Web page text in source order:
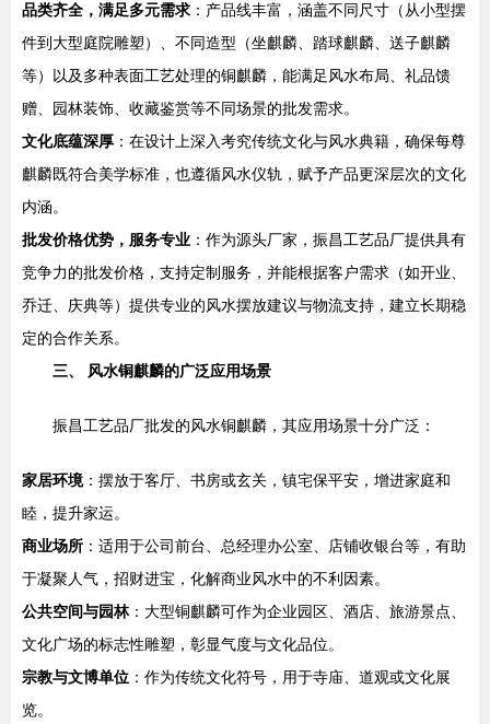
品类齐全，满足多元需求 ：产品线丰富，涵盖不同尺寸（从小型摆
件到大型庭院雕塑）、不同造型（坐麒麟、踏球麒麟、送子麒麟
等）以及多种表面工艺处理的铜麒麟，能满足风水布局、礼品馈
赠、园林装饰、收藏鉴赏等不同场景的批发需求。
文化底蕴深厚 ：在设计上深入考究传统文化与风水典籍，确保每尊
麒麟既符合美学标准，也遵循风水仪轨，赋予产品更深层次的文化
内涵。
批发价格优势，服务专业 ：作为源头厂家，振昌工艺品厂提供具有
竞争力的批发价格，支持定制服务，并能根据客户需求（如开业、
乔迁、庆典等）提供专业的风水摆放建议与物流支持，建立长期稳
定的合作关系。
三、 风水铜麒麟的广泛应用场景
振昌工艺品厂批发的风水铜麒麟，其应用场景十分广泛：
家居环境：摆放于客厅、书房或玄关，镇宅保平安，增进家庭和
睦，提升家运。
商业场所 ：适用于公司前台、总经理办公室、店铺收银台等，有助
于凝聚人气，招财进宝，化解商业风水中的不利因素。
公共空间与园林：大型铜麒麟可作为企业园区、酒店、旅游景点、
文化广场的标志性雕塑，彰显气度与文化品位。
宗教与文博单位 ：作为传统文化符号，用于寺庙、道观或文化展
览。